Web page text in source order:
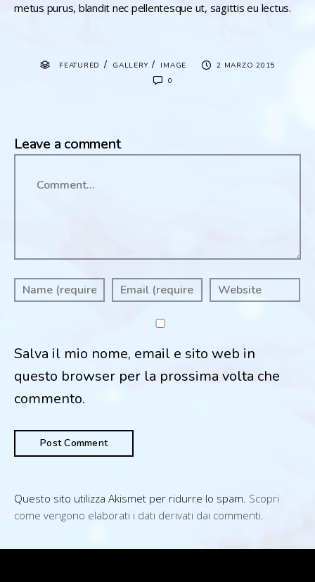
metus purus, blandit nec pellentesque ut, sagittis eu lectus.
FEATURED / GALLERY/ IMAGE
2 MARZO 2015
0
Leave a comment
Salva il mio nome, email e sito web in
questo browser per la prossima volta che
commento.
Questo sito utilizza Akismet per ridurre lo spam. Scopri
come vengono elaborati i dati derivati dai commenti.